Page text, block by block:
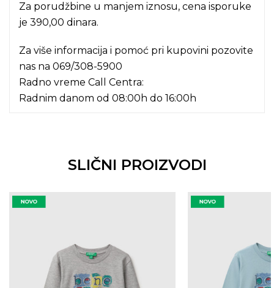
Za porudžbine u manjem iznosu, cena isporuke
je 390,00 dinara.
Za više informacija i pomoć pri kupovini pozovite
nas na 069/308-5900
Radno vreme Call Centra:
Radnim danom od 08:00h do 16:00h
SLIČNI PROIZVODI